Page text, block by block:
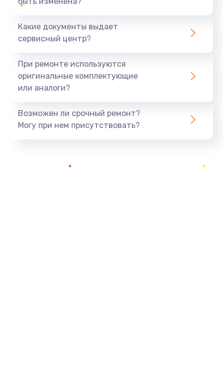
Ремонт южного моста
Замена батарейки BIOS
Заказать
Какие документы выдает
сервисный центр?
При ремонте используются
оригинальные комплектующие
или аналоги?
Возможен ли срочный ремонт?
Могу при нем присутствовать?